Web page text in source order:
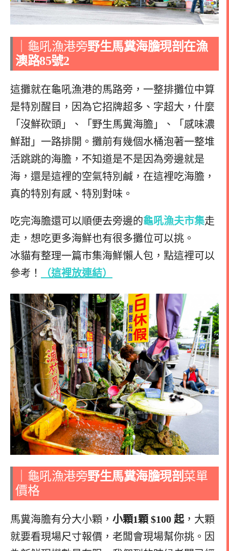
｜龜吼漁港旁野生馬糞海膽現剖在漁
澳路85號2
這攤就在龜吼漁港的馬路旁，一整排攤位中算
是特別醒目，因為它招牌超多、字超大，什麼
「沒鮮砍頭」、「野生馬糞海膽」、「感味濃
鮮甜」一路排開。攤前有幾個水桶泡著一整堆
活跳跳的海膽，不知道是不是因為旁邊就是
海，還是這裡的空氣特別鹹，在這裡吃海膽，
真的特別有感、特別對味。
吃完海膽還可以順便去旁邊的龜吼漁夫市集走
走，想吃更多海鮮也有很多攤位可以挑。
冰貓有整理一篇市集海鮮懶人包，點這裡可以
參考！
（這裡放連結）
｜龜吼漁港旁野生馬糞海膽現剖菜單
價格
馬糞海膽有分大小顆， 小顆1顆 $100 起，大顆
就要看現場尺寸報價，老闆會現場幫你挑。因